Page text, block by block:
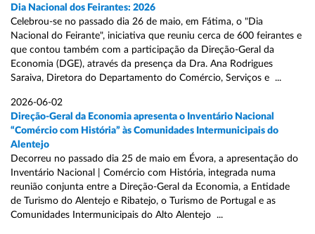
Dia Nacional dos Feirantes: 2026
Celebrou-se no passado dia 26 de maio, em Fátima, o "Dia
Nacional do Feirante", iniciativa que reuniu cerca de 600 feirantes e
que contou também com a participação da Direção-Geral da
Economia (DGE), através da presença da Dra. Ana Rodrigues
Saraiva, Diretora do Departamento do Comércio, Serviços e ...
2026-06-02
Direção-Geral da Economia apresenta o Inventário Nacional
“Comércio com História” às Comunidades Intermunicipais do
Alentejo
Decorreu no passado dia 25 de maio em Évora, a apresentação do
Inventário Nacional | Comércio com História, integrada numa
reunião conjunta entre a Direção-Geral da Economia, a Entidade
de Turismo do Alentejo e Ribatejo, o Turismo de Portugal e as
Comunidades Intermunicipais do Alto Alentejo ...